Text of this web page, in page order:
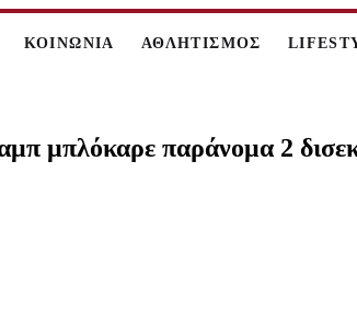
ΚΟΙΝΩΝΙΑ ΑΘΛΗΤΙΣΜΟΣ
μπλόκαρε παράνομα 2